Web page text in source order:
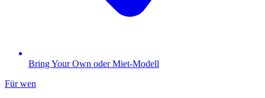
Bring Your Own oder Miet-Modell
Für wen